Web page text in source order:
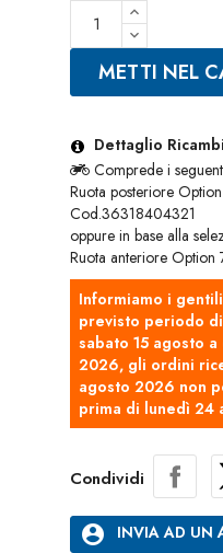
METTI NEL
Dettaglio
Comprede i
Ruota posteriore
Cod.36318404321
oppure in base alla
Ruota anteriore
Informiamo i
previsto periodo
sabato 15 agosto
2026, gli ordini
agosto 2026 non
prima di lunedì 24
Condividi
account_circle INVIA AD UN